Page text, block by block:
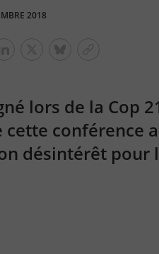
2018
lors de la Cop
cette conférence
désintérêt pour